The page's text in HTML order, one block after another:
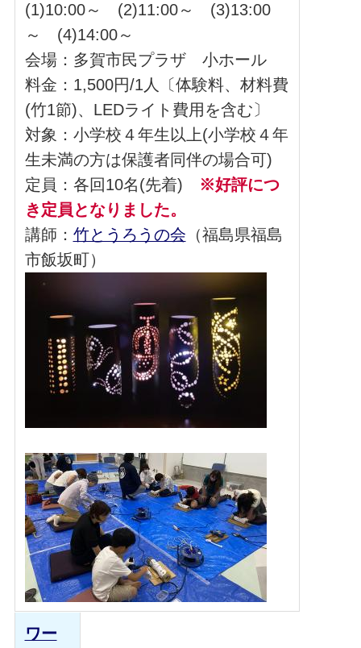
(1)10:00～ (2)11:00～ (3)13:00
～ (4)14:00～
会場：多賀市民プラザ 小ホール
料金：1,500円/1人〔体験料、材料費
(竹1節)、LEDライト費用を含む〕
対象：小学校４年生以上(小学校４年
生未満の方は保護者同伴の場合可)
定員：各回10名(先着)
※好評につ
き定員となりました。
講師： 竹とうろうの会 （福島県福島
市飯坂町）
ワー